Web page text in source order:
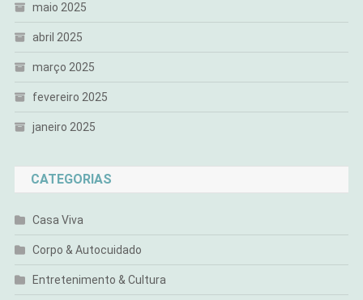
maio 2025
abril 2025
março 2025
fevereiro 2025
janeiro 2025
CATEGORIAS
Casa Viva
Corpo & Autocuidado
Entretenimento & Cultura